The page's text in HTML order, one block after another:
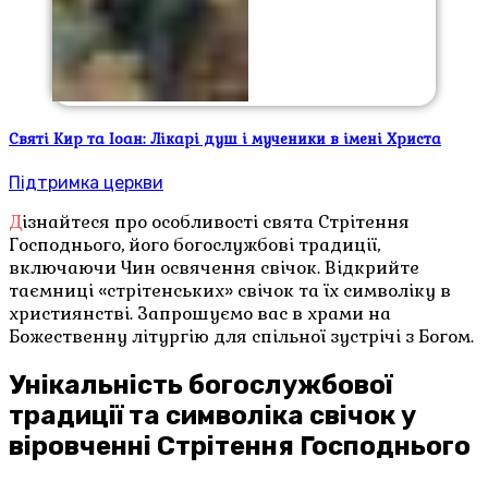
Святі Кир та Іоан: Лікарі душ і мученики в імені Христа
Підтримка церкви
Дізнайтеся про особливості свята Стрітення
Господнього, його богослужбові традиції,
включаючи Чин освячення свічок. Відкрийте
таємниці «стрітенських» свічок та їх символіку в
християнстві. Запрошуємо вас в храми на
Божественну літургію для спільної зустрічі з Богом.
Унікальність богослужбової
традиції та символіка свічок у
віровченні Стрітення Господнього